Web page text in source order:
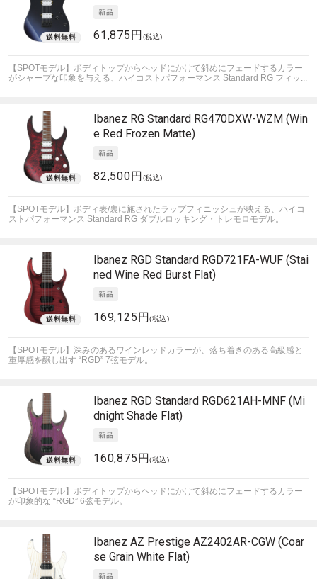
61,875円 (税込)
【SPOTモデル】ボディトップからヘッドにかけて斜めにフェードするカラー
がシャープな印象を与える、ハイコストパフォーマンス Standard RG フィッ...
Ibanez RG Standard RG470DXW-WZM (Win
e Red Frozen Matte)
82,500円 (税込)
【SPOTモデル】ボディ表/裏に施されたラップフィニッシュが映える、ハイコ
ストパフォーマンス Standard RG ダブルロッキング・トレモロモデル。
Ibanez RGD Standard RGD721FA-WUF (Stai
ned Wine Red Burst Flat)
169,125円(税込)
【SPOTモデル】深みのあるワインレッドカラーが、落ち着きのある高級感と
重厚感を醸し出す “RGD” 7弦モデル。
Ibanez RGD Standard RGD621AH-MNF (Mi
dnight Shade Flat)
160,875円(税込)
【SPOTモデル】ボディトップからヘッドにかけて斜めにフェードするカラー
が印象的な “RGD” 6弦モデル。
Ibanez AZ Prestige AZ2402AR-CGW (Coar
se Grain White Flat)